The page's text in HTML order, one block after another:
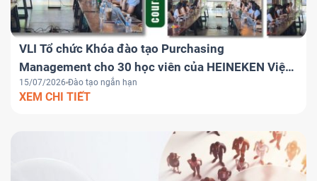
VLI Tổ chức Khóa đào tạo Purchasing
Management cho 30 học viên của HEINEKEN Việt
Nam
15/07/2026 Đào tạo ngắn hạn
XEM CHI TIẾT